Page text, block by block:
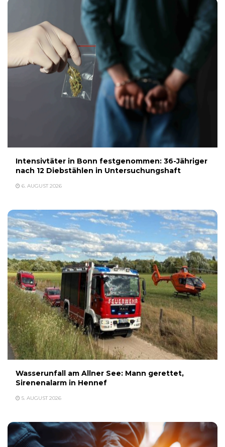
Intensivtäter in Bonn festgenommen: 36-Jähriger
nach 12 Diebstählen in Untersuchungshaft
6. AUGUST 2026
Wasserunfall am Allner See: Mann gerettet,
Sirenenalarm in Hennef
5. AUGUST 2026